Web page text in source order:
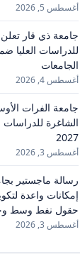
أغسطس 5, 2026
جامعة ذي قار
للدراسات العليا
الجامعات
أغسطس 4, 2026
جامعة الفرات
2027
أغسطس 3, 2026
رسالة ماجستير
إمكانات واعدة
حقول نفط وسط
أغسطس 3, 2026